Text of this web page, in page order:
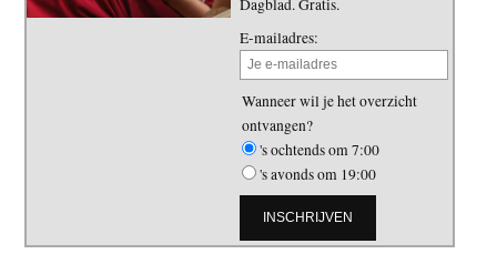
E-mailadres:
Wanneer wil je het overzicht
ontvangen?
's ochtends om 7:00
's avonds om 19:00